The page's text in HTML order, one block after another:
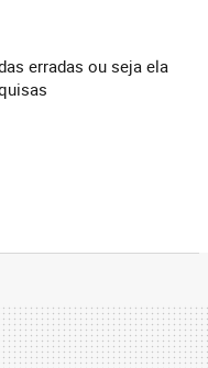
erradas ou seja ela